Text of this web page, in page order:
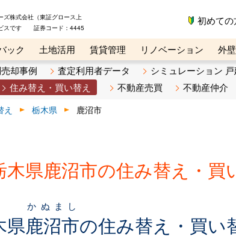
ズ株式会社（東証グロース上
スです 証券コード：4445
初めての
ック 土地活用 賃貸管理 リノベーション 外
イン講座
リビンマガジンBiz 不動産売却ご相談デ
却事例 査定利用者データ
シミュレーション 戸
住み替え・買い替え
不動産売買 不動産仲介
え 栃木県 鹿沼市
木県鹿沼市の住み替え・買
県鹿沼市
かぬまし
の住み替え・買い